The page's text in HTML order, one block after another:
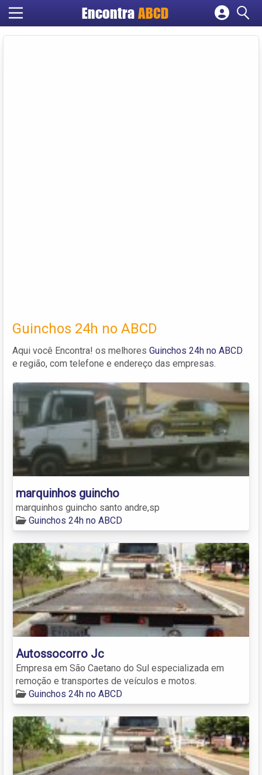
EncontraABCD
Cadastrar empresa
Guinchos 24h no ABCD
Aqui você Encontra! os melhores Guinchos 24h no ABCD
e região, com telefone e endereço das empresas.
marquinhos guincho
marquinhos guincho santo andre,sp
Guinchos 24h no ABCD
Autossocorro Jc
Empresa em São Caetano do Sul especializada em
remoção e transportes de veículos e motos.
Guinchos 24h no ABCD